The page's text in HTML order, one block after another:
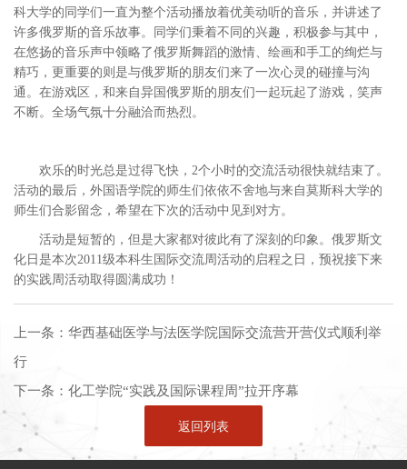
科大学的同学们一直为整个活动播放着优美动听的音乐，并讲述了
许多俄罗斯的音乐故事。同学们秉着不同的兴趣，积极参与其中，
在悠扬的音乐声中领略了俄罗斯舞蹈的激情、绘画和手工的绚烂与
精巧，更重要的则是与俄罗斯的朋友们来了一次心灵的碰撞与沟
通。在游戏区，和来自异国俄罗斯的朋友们一起玩起了游戏，笑声
不断。全场气氛十分融洽而热烈。
欢乐的时光总是过得飞快，2个小时的交流活动很快就结束了。
活动的最后，外国语学院的师生们依依不舍地与来自莫斯科大学的
师生们合影留念，希望在下次的活动中见到对方。
活动是短暂的，但是大家都对彼此有了深刻的印象。俄罗斯文
化日是本次2011级本科生国际交流周活动的启程之日，预祝接下来
的实践周活动取得圆满成功！
上一条： 华西基础医学与法医学院国际交流营开营仪式顺利举
行
下一条： 化工学院“实践及国际课程周”拉开序幕
返回列表